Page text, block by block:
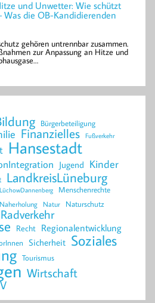
und Unwetter: Wie schützt
Was die OB-Kandidierenden
gehören untrennbar zusammen.
zur Anpassung an Hitze und
Bürgerbeteiligung
Finanzielles Fußverkehr
Hansestadt
Jugend Kinder
LandkreisLüneburg
LüchowDannenberg Menschenrechte
Naherholung Natur Naturschutz
Radverkehr
Recht Regionalentwicklung
Sicherheit Soziales
Tourismus
Wirtschaft